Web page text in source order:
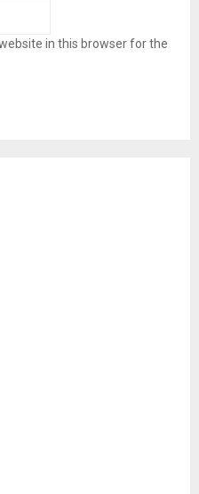
in this browser for the